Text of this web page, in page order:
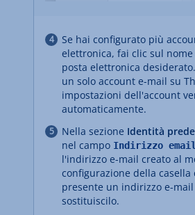
Se hai configurato più
elettronica, fai clic sul
posta elettronica
un solo account e-mail su
impostazioni dell'account
automaticamente.
Nella sezione Identità
nel campo Indirizzo email
l'indirizzo e-mail creato al
configurazione della casella
presente un indirizzo e-
sostituiscilo.